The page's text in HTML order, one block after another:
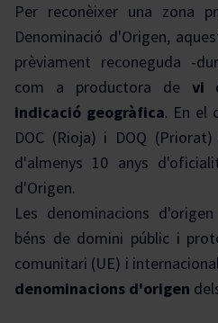
Per reconèixer una zona
Denominació d'Origen,
prèviament reconeguda -
com a productora de vi
indicació geogràfica. En el
DOC (Rioja) i DOQ
d'almenys 10 anys
d'Origen.
Les denominacions
béns de domini públic i
comunitari (UE) i
denominacions d'origen